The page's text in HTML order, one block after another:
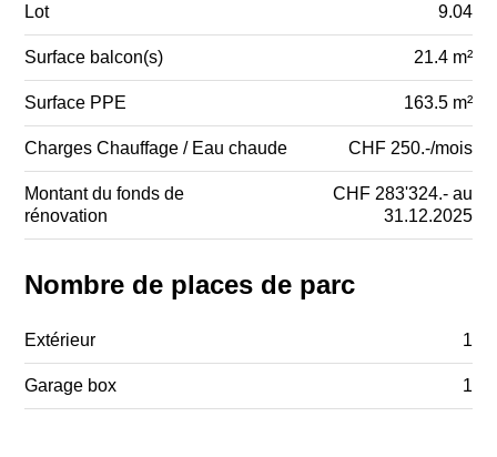
Lot 9.04
Surface balcon(s) 21.4 m²
Surface PPE 163.5 m²
Charges Chauffage / Eau chaude CHF 250.-/mois
Montant du fonds de
rénovation
CHF 283'324.- au
31.12.2025
Nombre de places de parc
Extérieur 1
Garage box 1